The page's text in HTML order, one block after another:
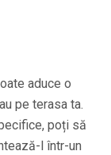
aduce o
pe terasa ta.
poți să
l într-un